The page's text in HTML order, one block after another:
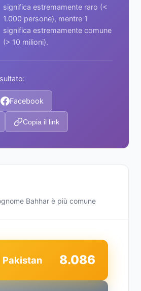
significa estremamente raro (<
1.000 persone), mentre 1
significa estremamente comune
(> 10 milioni).
Facebook
Copia il link
Bahhar è più comune
Pakistan 8.086